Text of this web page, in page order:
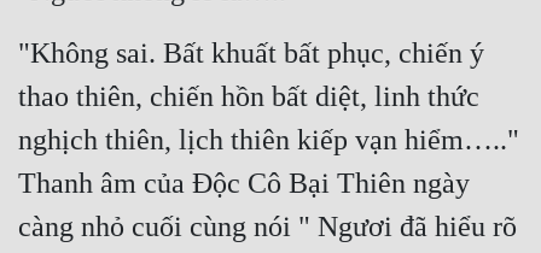
"Không sai. Bất khuất bất phục, chiến ý
thao thiên, chiến hồn bất diệt, linh thức
nghịch thiên, lịch thiên kiếp vạn hiểm….."
Thanh âm của Độc Cô Bại Thiên ngày
càng nhỏ cuối cùng nói " Ngươi đã hiểu rõ